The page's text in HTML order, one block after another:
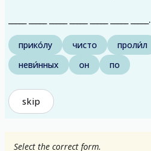
_____ _____ _____ _____ _____ _____ _____.
прико́лу чисто проли́л
неви́нных
он по
skip
Select the correct form.